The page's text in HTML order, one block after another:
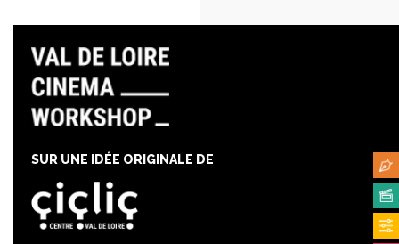
SUR UNE IDÉE ORIGINALE DE